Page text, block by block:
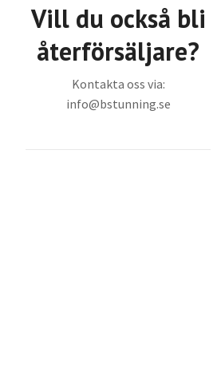
Vill du också bli
återförsäljare?
Kontakta oss via:
info@bstunning.se